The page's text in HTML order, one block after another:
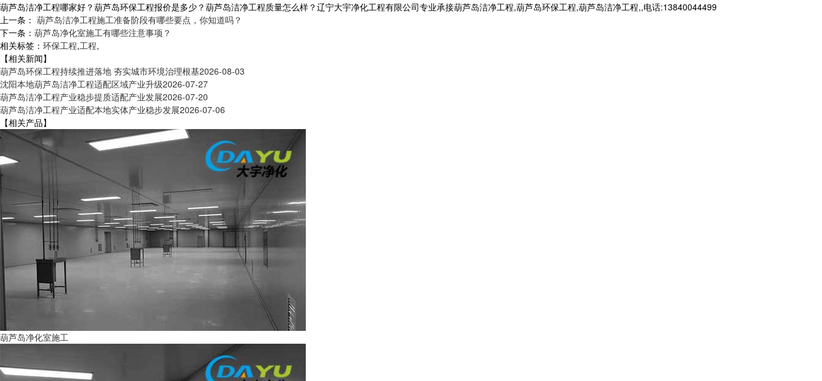
葫芦岛洁净工程哪家好？葫芦岛环保工程报价是多少？葫芦岛洁净工程质量怎么样？辽宁大宇净化工程有限公司专业承接葫芦岛洁净工程,葫芦岛环保工程,葫芦岛洁净工程,,电话:13840044499
上一条： 葫芦岛洁净工程施工准备阶段有哪些要点，你知道吗？
下一条： 葫芦岛净化室施工有哪些注意事项？
相关标签： 环保工程,工程,
【相关新闻】
葫芦岛环保工程持续推进落地 夯实城市环境治理根基2026-08-03
沈阳本地葫芦岛洁净工程适配区域产业升级2026-07-27
葫芦岛洁净工程产业稳步提质适配产业发展2026-07-20
葫芦岛洁净工程产业适配本地实体产业稳步发展2026-07-06
【相关产品】
葫芦岛净化室施工